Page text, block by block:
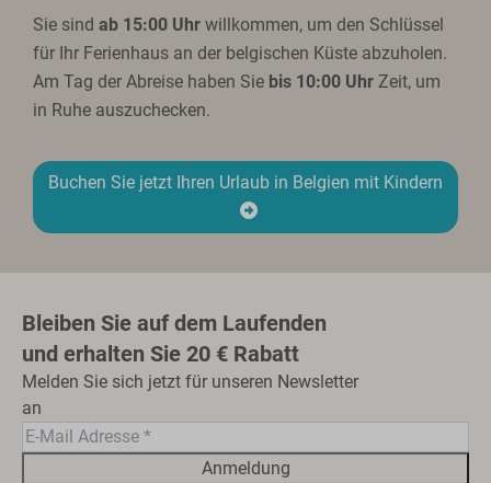
Sie sindab 15:00 Uhr willkommen, um den Schlüssel
für Ihr Ferienhaus an der belgischen Küste abzuholen.
Am Tag der Abreise haben Sie bis 10:00 Uhr Zeit, um
in Ruhe auszuchecken.
Buchen Sie jetzt Ihren Urlaub in Belgien mit Kindern
Bleiben Sie auf dem Laufenden
und erhalten Sie 20 € Rabatt
Melden Sie sich jetzt für unseren Newsletter
an
Anmeldung